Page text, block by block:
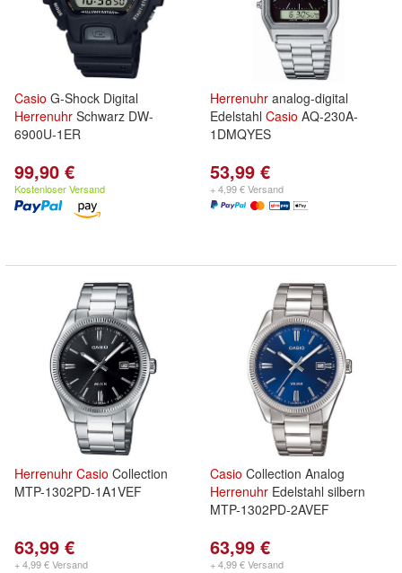
Casio G-Shock Digital
Herrenuhr Schwarz DW-
6900U-1ER
99,90 €
Kostenloser Versand
Herrenuhr analog-digital
Edelstahl Casio AQ-230A-
1DMQYES
53,99 €
+ 4,99 € Versand
Herrenuhr Casio Collection
MTP-1302PD-1A1VEF
63,99 €
+ 4,99 € Versand
Casio Collection Analog
Herrenuhr Edelstahl silbern
MTP-1302PD-2AVEF
63,99 €
+ 4,99 € Versand